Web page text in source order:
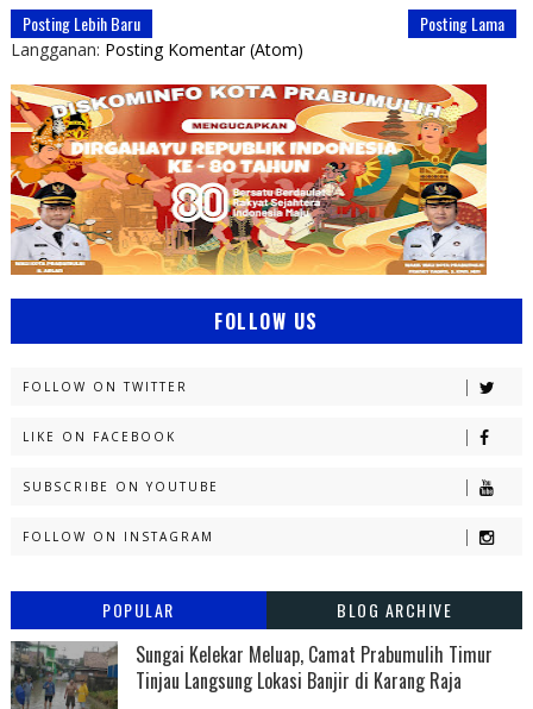
Posting Lebih Baru Posting Lama
Langganan: Posting Komentar (Atom)
FOLLOW US
FOLLOW ON TWITTER
LIKE ON FACEBOOK
SUBSCRIBE ON YOUTUBE
FOLLOW ON INSTAGRAM
POPULAR BLOG ARCHIVE
Sungai Kelekar Meluap, Camat Prabumulih Timur
Tinjau Langsung Lokasi Banjir di Karang Raja